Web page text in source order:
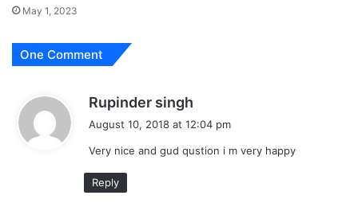
May 1, 2023
One Comment
Rupinder singh
a
s
August 10, 2018 at 12:04 pm
Very nice and gud qustion i m very happy
Reply